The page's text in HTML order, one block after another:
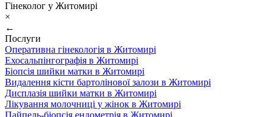
Гінеколог у Житомирі
×
←
Послуги
Оперативна гінекологія в Житомирі
Ехосальпінгографія в Житомирі
Біопсія шийки матки в Житомирі
Видалення кісти бартолінової залози в Житомирі
Дисплазія шийки матки в Житомирі
Лікування молочниці у жінок в Житомирі
Пайпель-біопсія ендометрія в Житомирі